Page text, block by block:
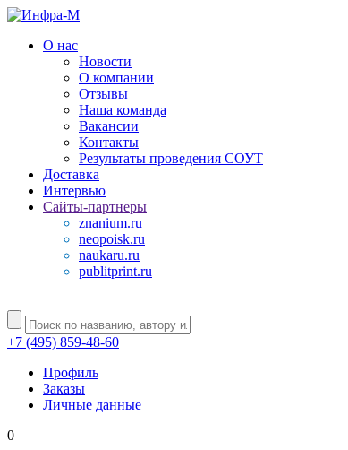
О нас
Новости
О компании
Отзывы
Наша команда
Вакансии
Контакты
Результаты проведения СОУТ
Доставка
Интервью
Сайты-партнеры
znanium.ru
neopoisk.ru
naukaru.ru
publitprint.ru
+7 (495) 859-48-60
Профиль
Заказы
Личные данные
0